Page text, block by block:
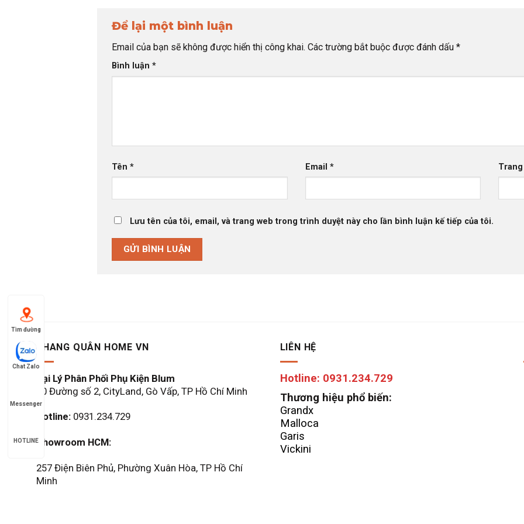
Để lại một bình luận
Email của bạn sẽ không được hiển thị công khai. Các trường bắt buộc được đánh dấu*
Bình luận*
Tên* Email *
Lưu tên của tôi, email, và trang web trong trình duyệt này cho lần bình luận kế tiếp của tôi.
KHANG QUÂN HOME VN
Đại Lý Phân Phối Phụ Kiện Blum
60 Đường số 2, CityLand, Gò Vấp, TP Hồ Chí Minh
Hotline: 0931.234.729
Showroom HCM:
257 Điện Biên Phủ, Phường Xuân Hòa, TP Hồ Chí
Minh
LIÊN HỆ
Hotline: 0931.234.729
Thương hiệu phổ biến:
Grandx
Malloca
Garis
Vickini
Tìm đường
Chat Zalo
Messenger
HOTLINE